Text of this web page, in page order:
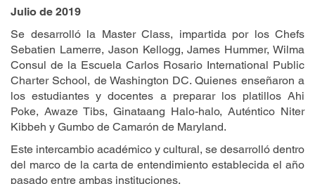
Julio de 2019
Se desarrolló la Master Class, impartida por los Chefs
Sebatien Lamerre, Jason Kellogg, James Hummer, Wilma
Consul de la Escuela Carlos Rosario International Public
Charter School, de Washington DC. Quienes enseñaron a
los estudiantes y docentes a preparar los platillos Ahi
Poke, Awaze Tibs, Ginataang Halo-halo, Auténtico Niter
Kibbeh y Gumbo de Camarón de Maryland.
Este intercambio académico y cultural, se desarrolló dentro
del marco de la carta de entendimiento establecida el año
pasado entre ambas instituciones.